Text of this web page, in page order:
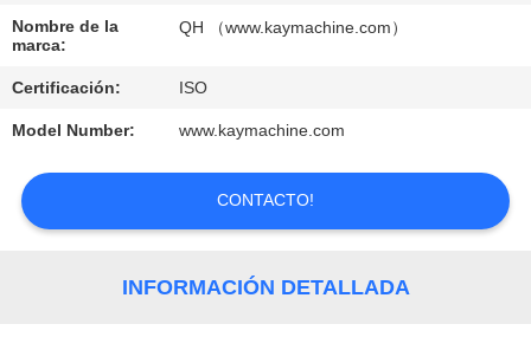
NOTICIAS
UNA
COTIZACIÓN
Nombre de la
marca:
QH （www.kaymachine.com）
Certificación: ISO
Model Number: www.kaymachine.com
CONTACTO!
INFORMACIÓN DETALLADA